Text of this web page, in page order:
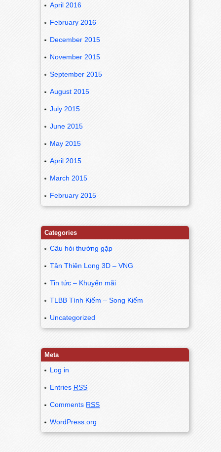
April 2016
February 2016
December 2015
November 2015
September 2015
August 2015
July 2015
June 2015
May 2015
April 2015
March 2015
February 2015
Categories
Câu hỏi thường gặp
Tân Thiên Long 3D – VNG
Tin tức – Khuyến mãi
TLBB Tình Kiếm – Song Kiếm
Uncategorized
Meta
Log in
Entries RSS
Comments RSS
WordPress.org